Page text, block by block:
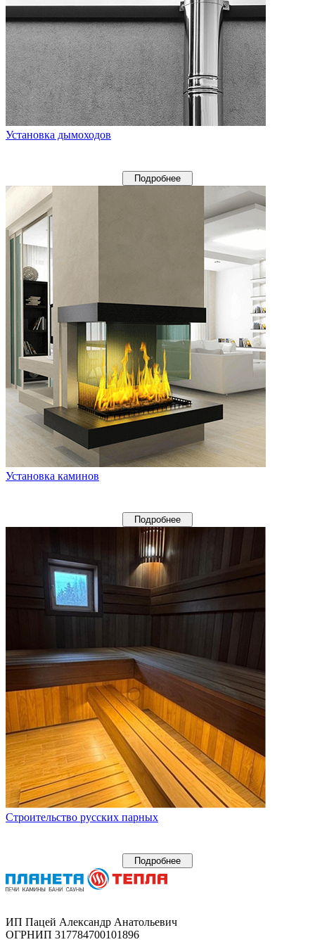
Установка дымоходов
Подробнее
Установка каминов
Подробнее
Строительство русских парных
Подробнее
ИП Пацей Александр Анатольевич
ОГРНИП 317784700101896